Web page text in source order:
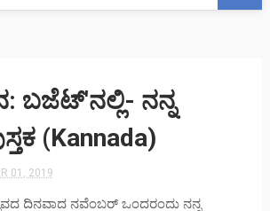
ಬಜೆಟ್'ನಲ್ಲಿ- ನನ್ನ
(Kannada)
01, 2019
ದಿನವಾದ ನವೆಂಬರ್ ಒಂದರಂದು ನನ್ನ